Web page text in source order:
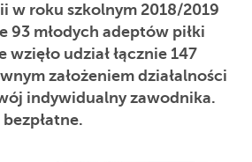
w roku szkolnym 2018/2019
93 młodych adeptów piłki
wzięło udział łącznie 147
założeniem działalności
indywidualny zawodnika.